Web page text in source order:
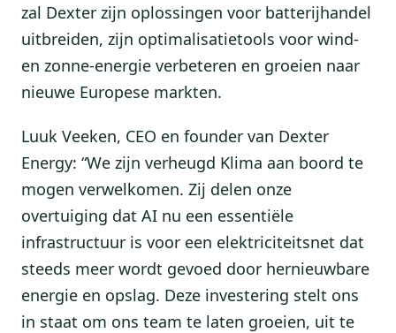
zal Dexter zijn oplossingen voor batterijhandel
uitbreiden, zijn optimalisatietools voor wind-
en zonne-energie verbeteren en groeien naar
nieuwe Europese markten.
Luuk Veeken, CEO en founder van Dexter
Energy: “We zijn verheugd Klima aan boord te
mogen verwelkomen. Zij delen onze
overtuiging dat AI nu een essentiële
infrastructuur is voor een elektriciteitsnet dat
steeds meer wordt gevoed door hernieuwbare
energie en opslag. Deze investering stelt ons
in staat om ons team te laten groeien, uit te